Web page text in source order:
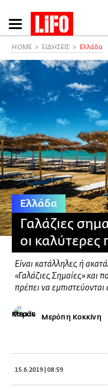
Παράκαμψη
προς
κυρίως
περιεχόμενο
HOME ΕΙΔΗΣΕΙΣ Ελλάδα
Ελλάδα
Γαλάζιες
οι καλύτερες
Eίναι κατάλληλες ή
«Γαλάζιες Σημαίες» και
πρέπει να εμπιστεύονται
Μερόπη Κοκκίνη
15.6.2019 | 08:59